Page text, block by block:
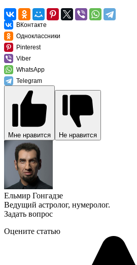
ВКонтакте
Одноклассники
Pinterest
Viber
WhatsApp
Telegram
Мне нравится Не нравится
Ельмир Гонгадзе
Ведущий астролог, нумеролог.
Задать вопрос
Оцените статью